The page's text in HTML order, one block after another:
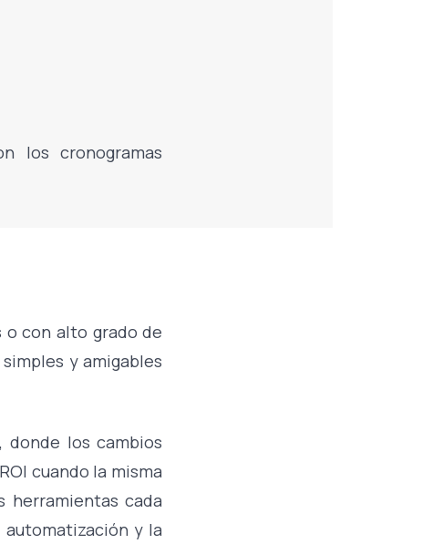
los cronogramas
con alto grado de
y amigables
donde los cambios
cuando la misma
herramientas cada
y la